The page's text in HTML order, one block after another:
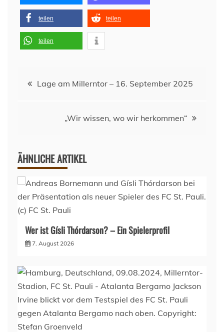
teilen teilen
teilen
Beitragsnavigation
Lage am Millerntor – 16. September 2025
„Wir wissen, wo wir herkommen“
ÄHNLICHE ARTIKEL
Wer ist Gísli Thórdarson? – Ein Spielerprofil
7. August 2026